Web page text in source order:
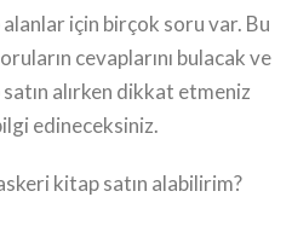
için birçok soru var. Bu
cevaplarını bulacak ve
alırken dikkat etmeniz
edineceksiniz.
kitap satın alabilirim?